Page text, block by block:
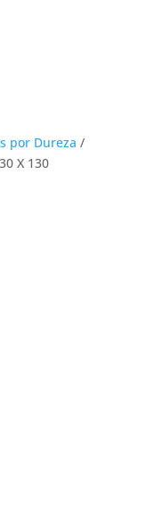
por Dureza /
X 130